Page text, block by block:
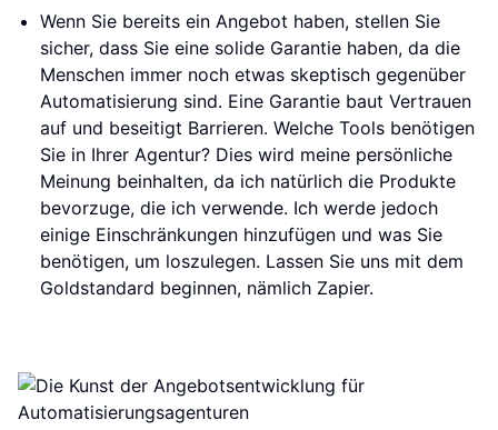
Wenn Sie bereits ein Angebot haben, stellen Sie
sicher, dass Sie eine solide Garantie haben, da die
Menschen immer noch etwas skeptisch gegenüber
Automatisierung sind. Eine Garantie baut Vertrauen
auf und beseitigt Barrieren. Welche Tools benötigen
Sie in Ihrer Agentur? Dies wird meine persönliche
Meinung beinhalten, da ich natürlich die Produkte
bevorzuge, die ich verwende. Ich werde jedoch
einige Einschränkungen hinzufügen und was Sie
benötigen, um loszulegen. Lassen Sie uns mit dem
Goldstandard beginnen, nämlich Zapier.